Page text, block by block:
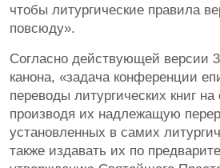
чтобы литургические правила
повсюду».
Согласно действующей версии
канона, «задача конференции
переводы литургических книг
производя их надлежащую
установленных в самих
также издавать их по